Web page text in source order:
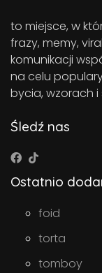
to miejsce, w
frazy, memy,
komunikacji
na celu
bycia, wzorach
Śledź nas
Ostatnio
foid
torta
tomboy